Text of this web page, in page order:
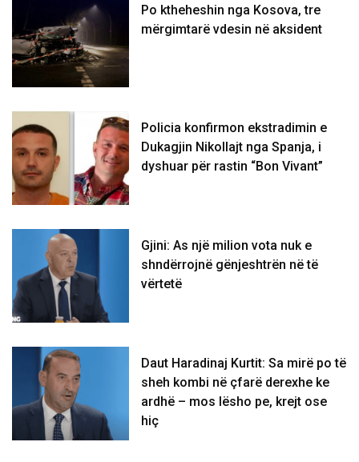
Po ktheheshin nga Kosova, tre
mërgimtarë vdesin në aksident
Policia konfirmon ekstradimin e
Dukagjin Nikollajt nga Spanja, i
dyshuar për rastin “Bon Vivant”
Gjini: As një milion vota nuk e
shndërrojnë gënjeshtrën në të
vërtetë
Daut Haradinaj Kurtit: Sa mirë po të
sheh kombi në çfarë derexhe ke
ardhë – mos lësho pe, krejt ose
hiç